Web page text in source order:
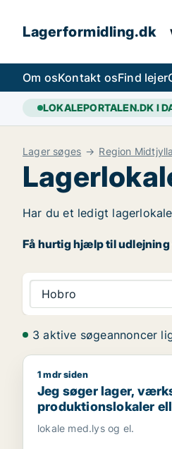
Lagerformidling.dk
Om osKontakt osFind lejer
LOKALEPORTALEN.DK I
Lager søges Region
Har du et ledigt
Få hurtig hjælp til udlejning
Hobro
3 aktive søgeannoncer
Jeg søger lager,
1 mdr siden
Jeg søger lager,
produktionslokaler
Tjele, Fårup eller
lokale med.lys og el.